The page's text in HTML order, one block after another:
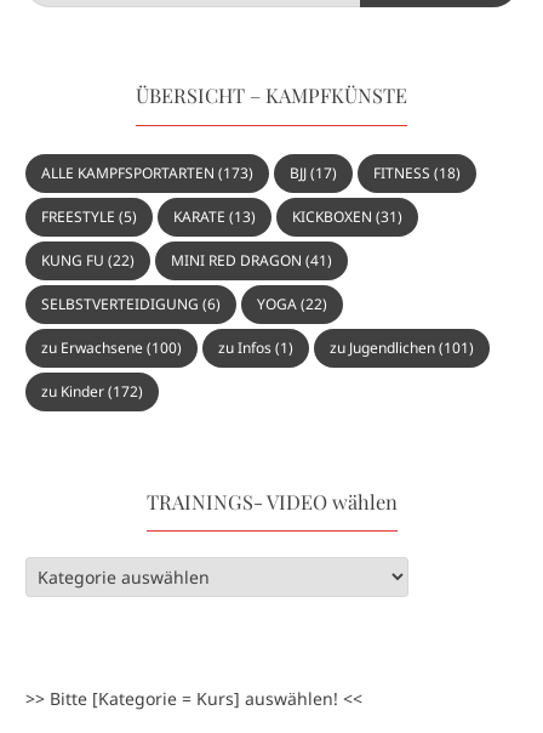
ÜBERSICHT – KAMPFKÜNSTE
ALLE KAMPFSPORTARTEN (173) BJJ(17) FITNESS (18)
FREESTYLE (5) KARATE (13) KICKBOXEN (31)
KUNG FU (22) MINI RED DRAGON (41)
SELBSTVERTEIDIGUNG (6) YOGA(22)
zu Erwachsene(100) zu Infos(1) zu Jugendlichen(101)
zu Kinder(172)
TRAININGS- VIDEO wählen
>> Bitte [Kategorie = Kurs] auswählen! <<